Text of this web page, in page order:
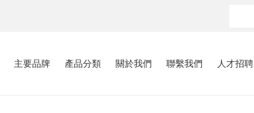
主要品牌 產品分類 關於我們 聯繫我們 人才招聘